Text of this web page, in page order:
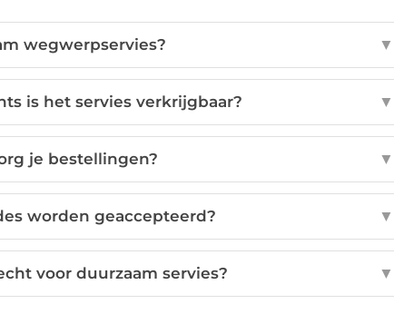
wegwerpservies? ▼
is het servies verkrijgbaar? ▼
je bestellingen? ▼
worden geaccepteerd? ▼
voor duurzaam servies? ▼